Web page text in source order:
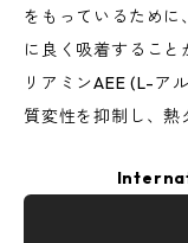
をもっているため
に良く吸着するこ
リアミンAEE (L-ア
質変性を抑制し、熱